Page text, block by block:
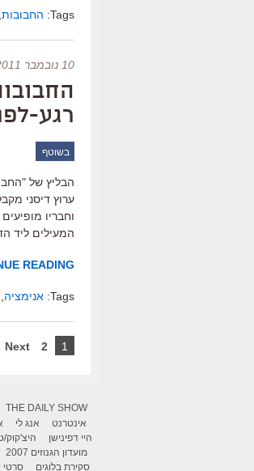
Tags: החבובות
10 נובמבר 2011 | 17:40
רגע-
בשוטף
הבליץ של
ערוץ דיסני
וחבריו
המעילים ליד
READING
Tags: אנימציה
1
2
Next →
THE DAILY SHOW
אינטרנט
אנג לי
היי דפינישן
היצ'קוק/
מועדון הגנוזים 2007
סקירת בלוגים
סרטי